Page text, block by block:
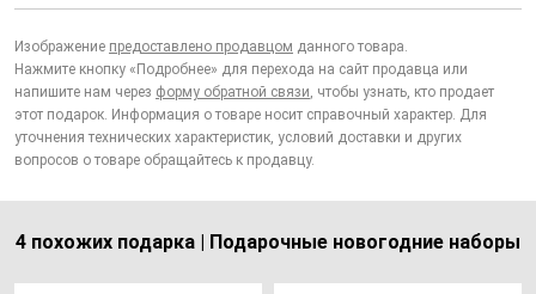
Изображение предоставлено продавцом данного товара.
Нажмите кнопку «Подробнее» для перехода на сайт продавца или
напишите нам через форму обратной связи, чтобы узнать, кто продает
этот подарок. Информация о товаре носит справочный характер. Для
уточнения технических характеристик, условий доставки и других
вопросов о товаре обращайтесь к продавцу.
4 похожих подарка | Подарочные новогодние наборы